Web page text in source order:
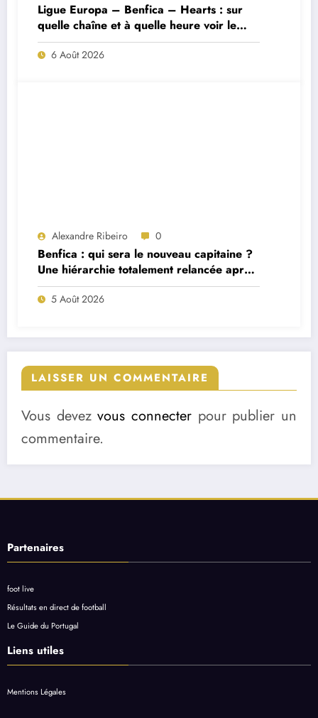
Ligue Europa – Benfica – Hearts : sur
quelle chaîne et à quelle heure voir le
match ?
6 Août 2026
Alexandre Ribeiro 0
Benfica : qui sera le nouveau capitaine ?
Une hiérarchie totalement relancée après
deux départs majeurs
5 Août 2026
LAISSER UN COMMENTAIRE
Vous devezvous connecter pour publier un
commentaire.
Partenaires
foot live
Résultats en direct de football
Le Guide du Portugal
Liens utiles
Mentions Légales